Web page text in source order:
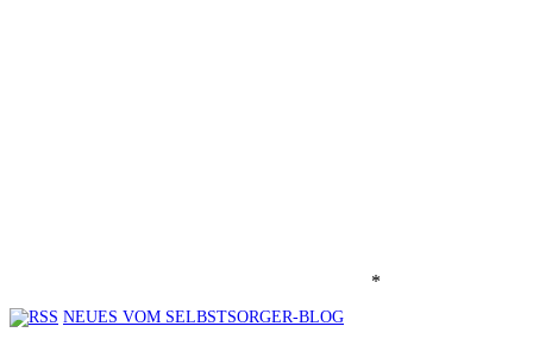
*
NEUES VOM SELBSTSORGER-BLOG